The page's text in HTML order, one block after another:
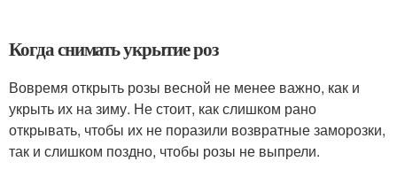
Когда снимать укрытие роз
Вовремя открыть розы весной не менее важно, как и
укрыть их на зиму. Не стоит, как слишком рано
открывать, чтобы их не поразили возвратные заморозки,
так и слишком поздно, чтобы розы не выпрели.